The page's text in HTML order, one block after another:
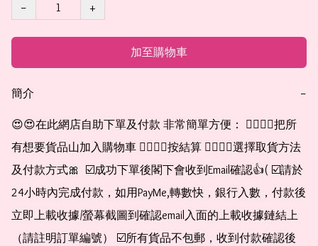
−
+
加至購物車
簡介 −
😍😍在此網店自助下單及付款 非常簡單方便： 👉🏻👉🏻把所
有想要貨品山加入購物車 👉🏻👉🏻按結算 👉🏻👉🏻選擇取貨方法
及付款方式🎀  ☑️成功下單後閣下會收到Email確認👍( ☑️請於
24小時內完成付款，如用PayMe,轉數快，銀行入數，付款後
立即上載收據/螢幕截圖到確認email入面的上載收據鏈結上
（請註明訂單編號） ☑️所有貨品不包郵，收到付款確認後